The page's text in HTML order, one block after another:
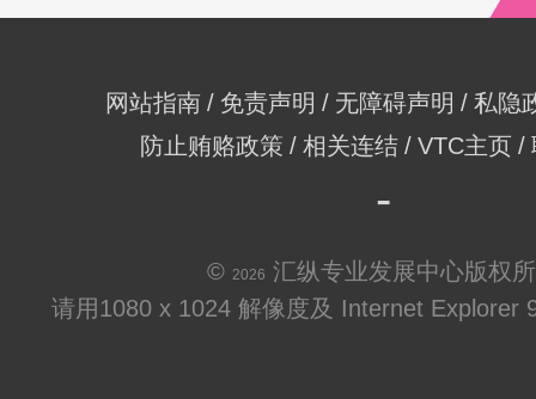
网站指南 免责声明 无障碍声明
私隐
防止贿赂政策
相关连结 VTC主页
© 2026 汇纵专业发展中心版权
请用1080 x 1024 解像度及 Internet Explorer